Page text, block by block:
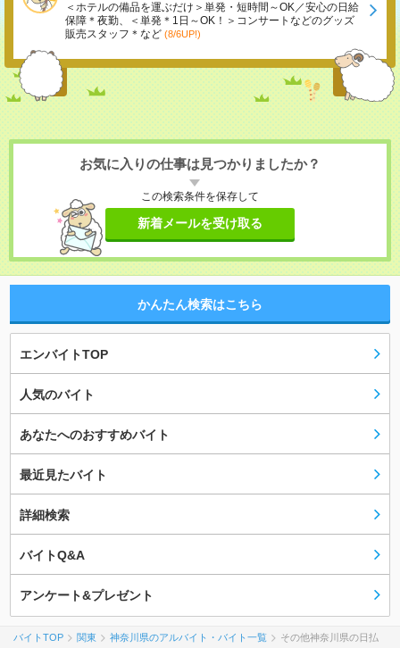
＜ホテルの備品を運ぶだけ＞単発・短時間～OK／安心の日給
保障＊夜勤、＜単発＊1日～OK！＞コンサートなどのグッズ
販売スタッフ＊など (8/6UP!)
お気に入りの仕事は見つかりましたか？
この検索条件を保存して
新着メールを受け取る
かんたん検索はこちら
エンバイトTOP
人気のバイト
あなたへのおすすめバイト
最近見たバイト
詳細検索
バイトQ&A
アンケート&プレゼント
バイトTOP 関東 神奈川県のアルバイト・バイト一覧
その他神奈川県の日払